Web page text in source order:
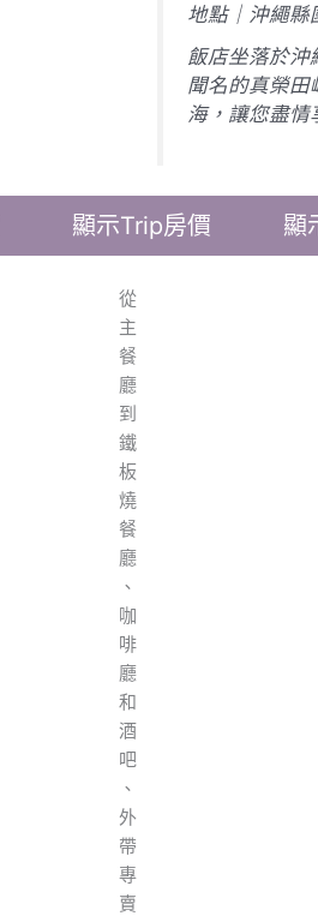
地點｜沖繩縣
飯店坐落於沖
聞名的真榮田
海，讓您盡情
顯示Trip房價 顯
從
主
餐
廳
到
鐵
板
燒
餐
廳
、
咖
啡
廳
和
酒
吧
、
外
帶
專
賣